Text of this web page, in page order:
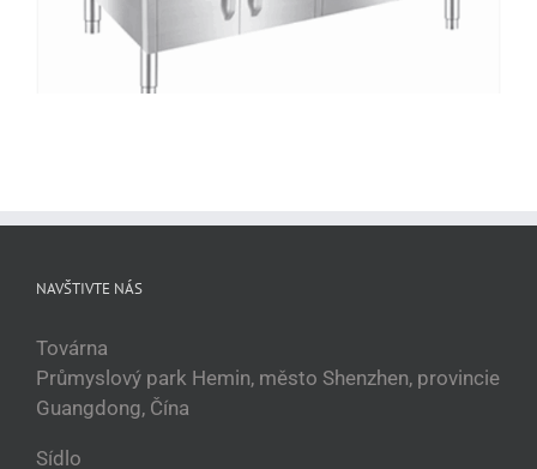
NAVŠTIVTE NÁS
Továrna
Průmyslový park Hemin, město Shenzhen, provincie
Guangdong, Čína
Sídlo